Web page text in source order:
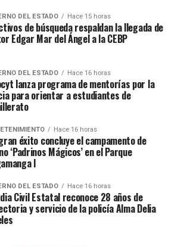
DEL ESTADO Hace 15 horas
de búsqueda respaldan la llegada de
Edgar Mar del Ángel a la CEBP
DEL ESTADO Hace 16 horas
lanza programa de mentorías por la
para orientar a estudiantes de
Hace 16 horas
éxito concluye el campamento de
‘Padrinos Mágicos’ en el Parque
I
DEL ESTADO Hace 16 horas
Civil Estatal reconoce 28 años de
y servicio de la policía Alma Delia